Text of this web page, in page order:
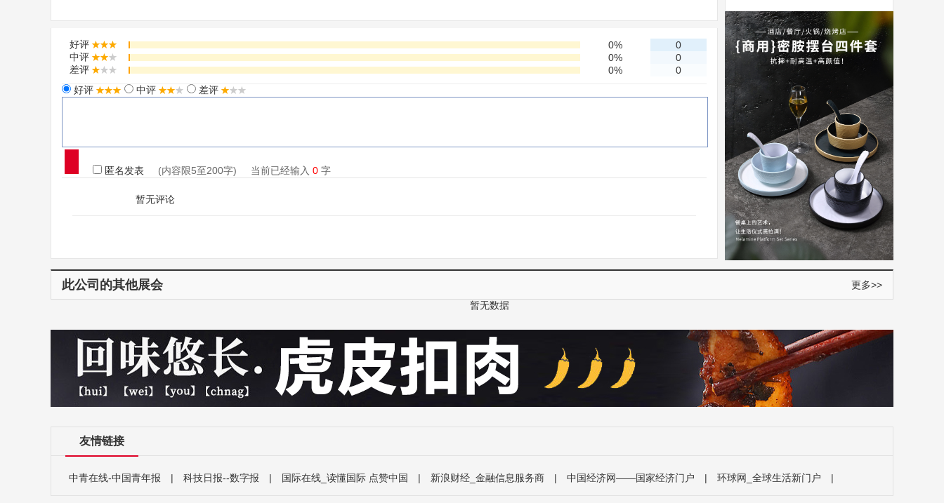
览会
好评 0%
0
中评
0%
0
差评
0%
0
好评
中评 差评
匿名发表 (内容限5至200字) 当前已经输入 0 字
暂无评论
此公司的其他展会
更多>>
暂无数据
友情链接
中青在线-中国青年报 | 科技日报--数字报 | 国际在线_读懂国际 点赞中国 | 新浪财经_金融信息服务商 | 中国经济网——国家经济门户 | 环球网_全球生活新门户 |